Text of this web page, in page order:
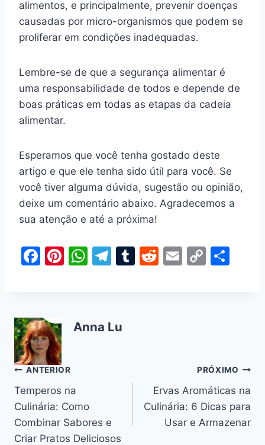
alimentos, e principalmente, prevenir doenças
causadas por micro-organismos que podem se
proliferar em condições inadequadas.
Lembre-se de que a segurança alimentar é
uma responsabilidade de todos e depende de
boas práticas em todas as etapas da cadeia
alimentar.
Esperamos que você tenha gostado deste
artigo e que ele tenha sido útil para você. Se
você tiver alguma dúvida, sugestão ou opinião,
deixe um comentário abaixo. Agradecemos a
sua atenção e até a próxima!
F
e
b
o
o
k
Pi
st
W
A
T
a
T
R
E
C
k
Anna Lu
Navegação
de
Post
ANTERIOR
Temperos na
Culinária: Como
Combinar Sabores e
Criar Pratos Deliciosos
PRÓXIMO
Ervas Aromáticas na
Culinária: 6 Dicas para
Usar e Armazenar